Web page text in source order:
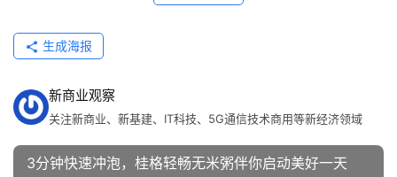
生成海报
新商业观察
关注新商业、新基建、IT科技、5G通信技术商用等新经济领域
3分钟快速冲泡，桂格轻畅无米粥伴你启动美好一天